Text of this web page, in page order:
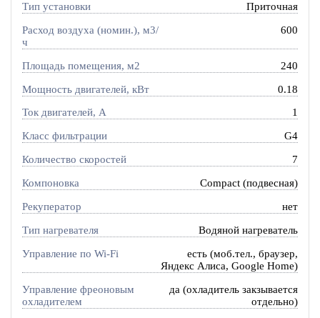
Тип установки Приточная
Расход воздуха (номин.), м3/
ч
600
Площадь помещения, м2 240
Мощность двигателей, кВт 0.18
Ток двигателей, А 1
Класс фильтрации G4
Количество скоростей 7
Компоновка Compact (подвесная)
Рекуператор нет
Тип нагревателя Водяной нагреватель
Управление по Wi-Fi
есть (моб.тел., браузер,
Яндекс Алиса, Google Home)
Управление фреоновым
охладителем
да (охладитель закзывается
отдельно)